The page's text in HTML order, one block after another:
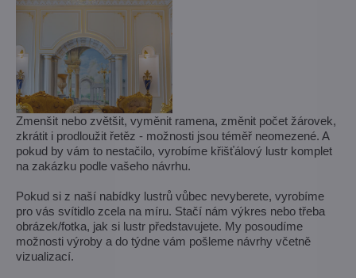
Zmenšit nebo zvětšit, vyměnit ramena, změnit počet žárovek,
zkrátit i prodloužit řetěz - možnosti jsou téměř neomezené. A
pokud by vám to nestačilo, vyrobíme křišťálový lustr komplet
na zakázku podle vašeho návrhu.
Pokud si z naší nabídky lustrů vůbec nevyberete, vyrobíme
pro vás svítidlo zcela na míru. Stačí nám výkres nebo třeba
obrázek/fotka, jak si lustr představujete. My posoudíme
možnosti výroby a do týdne vám pošleme návrhy včetně
vizualizací.